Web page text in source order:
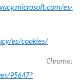
es-
es/cookies/
95647?